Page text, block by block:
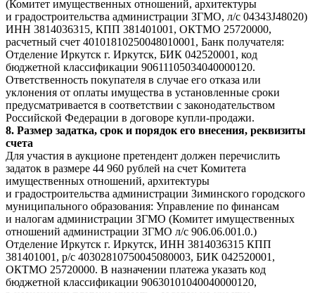
(Комитет имущественных отношений, архитектуры
и градостроительства администрации ЗГМО, л/с 04343J48020)
ИНН 3814036315, КПП 381401001, ОКТМО 25720000,
расчетный счет 40101810250048010001, Банк получателя:
Отделение Иркутск г. Иркутск, БИК 042520001, код
бюджетной классификации 90611105034040000120.
Ответственность покупателя в случае его отказа или
уклонения от оплаты имущества в установленные сроки
предусматривается в соответствии с законодательством
Российской Федерации в договоре купли-продажи.
8. Размер задатка, срок и порядок его внесения, реквизиты
счета
Для участия в аукционе претендент должен перечислить
задаток в размере 44 960 рублей на счет Комитета
имущественных отношений, архитектуры
и градостроительства администрации Зиминского городского
муниципального образования: Управление по финансам
и налогам администрации ЗГМО (Комитет имущественных
отношений администрации ЗГМО л/с 906.06.001.0.)
Отделение Иркутск г. Иркутск, ИНН 3814036315 КПП
381401001, р/с 40302810750045080003, БИК 042520001,
ОКТМО 25720000. В назначении платежа указать код
бюджетной классификации 90630101040040000120,